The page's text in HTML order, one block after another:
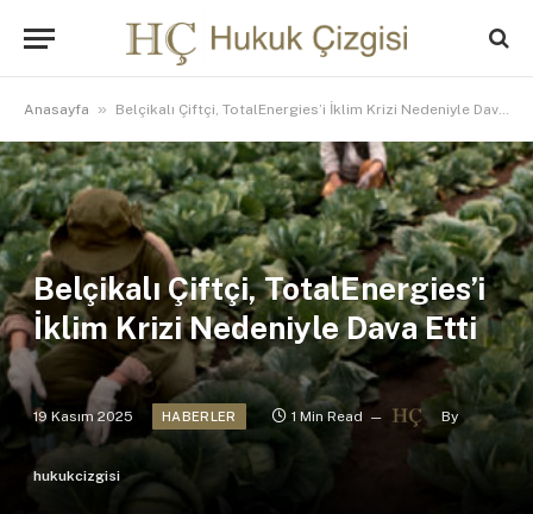
Anasayfa » Belçikalı Çiftçi, TotalEnergies’i İklim Krizi Nedeniyle Dava Etti
Belçikalı Çiftçi, TotalEnergies’i
İklim Krizi Nedeniyle Dava Etti
19 Kasım 2025 HABERLER 1 Min Read By
hukukcizgisi